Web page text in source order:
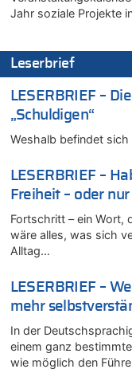
Wasserstand des
06.08.2026 - 13:53
06.08.2026 - 13:34
06.08.2026 - 13:27
Wasserstand des
06.08.2026 - 13:20
FIFA-Spitze
Vorwürfe gegen
06.08.2026 - 12:41
Frau hörte Stimmen
06.08.2026 - 12:36
Aachen ab 11.
06.08.2026 - 12:26
Zweite Hitzewelle in
06.08.2026 - 12:17
Zweite Hitzewelle
06.08.2026 - 12:13
Jahr soziale Projekte
Leserbrief
LESERBRIEF –
„Schuldigen“
Weshalb befindet sich
LESERBRIEF –
Freiheit – oder
Fortschritt – ein Wort,
wäre alles, was sich
Alltag…
LESERBRIEF –
mehr
In der
einem ganz
wie möglich den